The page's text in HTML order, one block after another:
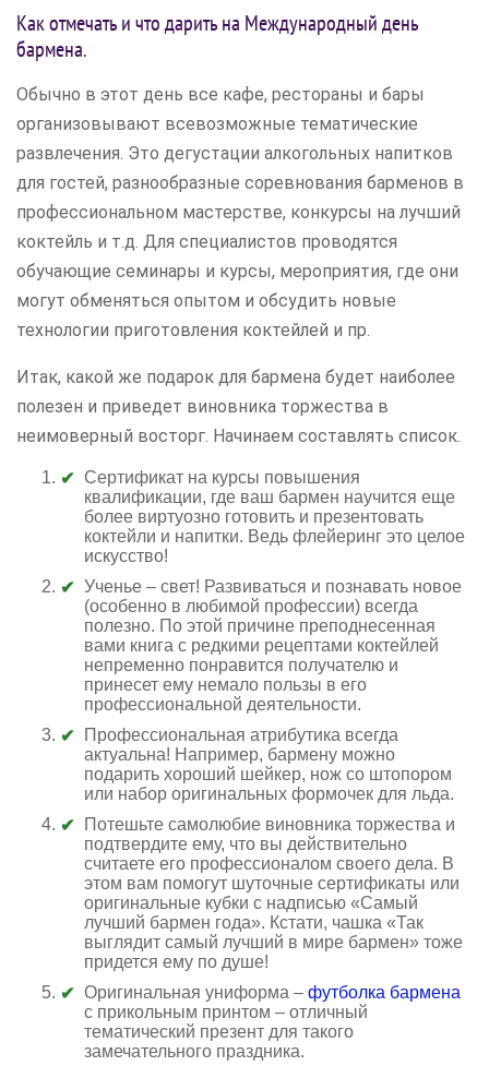
Как отмечать и что дарить на Международный день
бармена.
Обычно в этот день все кафе, рестораны и бары
организовывают всевозможные тематические
развлечения. Это дегустации алкогольных напитков
для гостей, разнообразные соревнования барменов в
профессиональном мастерстве, конкурсы на лучший
коктейль и т.д. Для специалистов проводятся
обучающие семинары и курсы, мероприятия, где они
могут обменяться опытом и обсудить новые
технологии приготовления коктейлей и пр.
Итак, какой же подарок для бармена будет наиболее
полезен и приведет виновника торжества в
неимоверный восторг. Начинаем составлять список.
Сертификат на курсы повышения
квалификации, где ваш бармен научится еще
более виртуозно готовить и презентовать
коктейли и напитки. Ведь флейеринг это целое
искусство!
Ученье – свет! Развиваться и познавать новое
(особенно в любимой профессии) всегда
полезно. По этой причине преподнесенная
вами книга с редкими рецептами коктейлей
непременно понравится получателю и
принесет ему немало пользы в его
профессиональной деятельности.
Профессиональная атрибутика всегда
актуальна! Например, бармену можно
подарить хороший шейкер, нож со штопором
или набор оригинальных формочек для льда.
Потешьте самолюбие виновника торжества и
подтвердите ему, что вы действительно
считаете его профессионалом своего дела. В
этом вам помогут шуточные сертификаты или
оригинальные кубки с надписью «Самый
лучший бармен года». Кстати, чашка «Так
выглядит самый лучший в мире бармен» тоже
придется ему по душе!
Оригинальная униформа – футболка бармена
с прикольным принтом – отличный
тематический презент для такого
замечательного праздника.